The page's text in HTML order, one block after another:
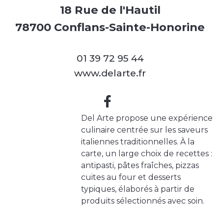
18 Rue de l'Hautil
78700 Conflans-Sainte-Honorine
01 39 72 95 44
www.delarte.fr
Del Arte propose une expérience
culinaire centrée sur les saveurs
italiennes traditionnelles. À la
carte, un large choix de recettes :
antipasti, pâtes fraîches, pizzas
cuites au four et desserts
typiques, élaborés à partir de
produits sélectionnés avec soin.